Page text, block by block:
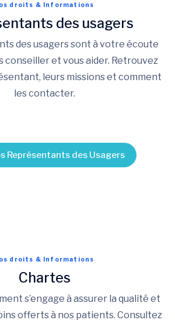
droits & Informations
des usagers
des usagers sont à votre écoute
conseiller et vous aider. Retrouvez
leurs missions et comment
les contacter.
Représentants des Usagers
droits & Informations
Chartes
s’engage à assurer la qualité et
offerts à nos patients. Consultez